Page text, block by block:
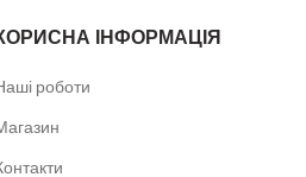
ІНФОРМАЦІЯ
роботи